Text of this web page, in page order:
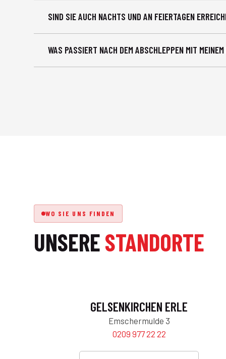
SIND SIE AUCH NACHTS UND AN FEIERTAGEN
WAS PASSIERT NACH DEM ABSCHLEPPEN MIT
WO SIE UNS FINDEN
UNSERESTANDORTE
GELSENKIRCHEN ERLE
Emschermulde 3
0209 977 22 22